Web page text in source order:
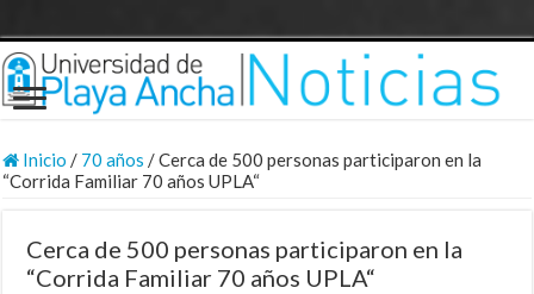
Inicio / 70 años /Cerca de 500 personas participaron en la
“Corrida Familiar 70 años UPLA“
Cerca de 500 personas participaron en la
“Corrida Familiar 70 años UPLA“